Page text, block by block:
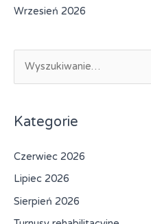
Wrzesień 2026
k
j
d
l
a
Kategorie
Czerwiec 2026
Lipiec 2026
Sierpień 2026